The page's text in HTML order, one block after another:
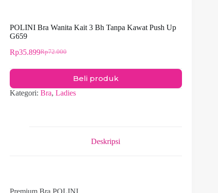
POLINI Bra Wanita Kait 3 Bh Tanpa Kawat Push Up
G659
Rp72.000
Harga
Rp35.899Harga
Rp35.899.
Beli produk
Kategori: Bra, Ladies
Deskripsi